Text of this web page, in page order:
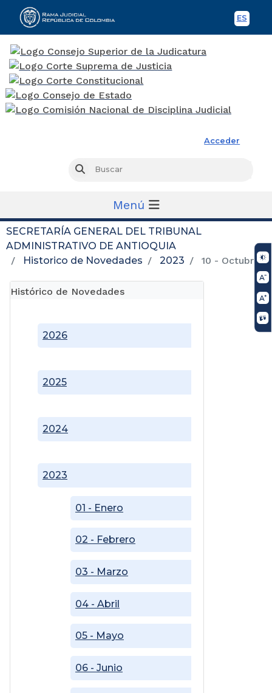
ES
Acceder
Buscar
Menú
SECRETARÍA GENERAL DEL TRIBUNAL
ADMINISTRATIVO DE ANTIOQUIA
Historico de Novedades
2023 10 - Octubre
Histórico de Novedades
2023
01 - Enero
02 - Febrero
03 - Marzo
04 - Abril
05 - Mayo
06 - Junio
2024
2025
2026